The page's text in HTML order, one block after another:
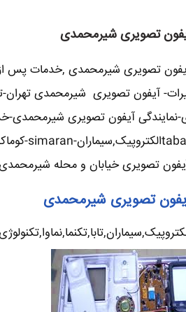
تصویری شیرمحمدی
تصویری شیرمحمدی ,خدمات پس
آیفون تصویری شیرمحمدی
آیفون تصویری شیرمحمدی-
تصویری خیابان و محله
تصویری شیرمحمدی